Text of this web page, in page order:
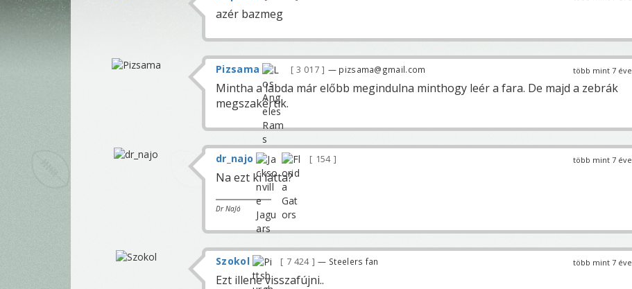
azér bazmeg
több mint 7 éve
Pizsama 3 017 — pizsama@gmail.com
Mintha a labda már előbb megindulna minthogy leér a fara. De majd a zebrák
megszakértik.
több mint 7 éve
dr_najo 154
Na ezt ki látta?
Dr NaJó
több mint 7 éve
Szokol 7 424 — Steelers fan
Ezt illene visszafújni..